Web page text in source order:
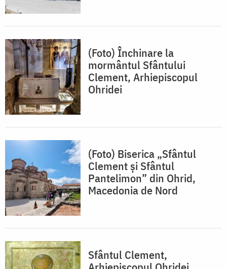
(Foto) Închinare la
mormântul Sfântului
Clement, Arhiepiscopul
Ohridei
(Foto) Biserica „Sfântul
Clement și Sfântul
Pantelimon” din Ohrid,
Macedonia de Nord
Sfântul Clement,